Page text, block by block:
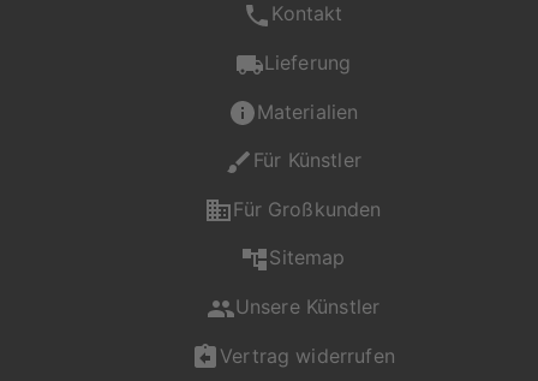
Kontakt
Lieferung
Materialien
Für Künstler
Für Großkunden
Sitemap
Unsere Künstler
Vertrag widerrufen